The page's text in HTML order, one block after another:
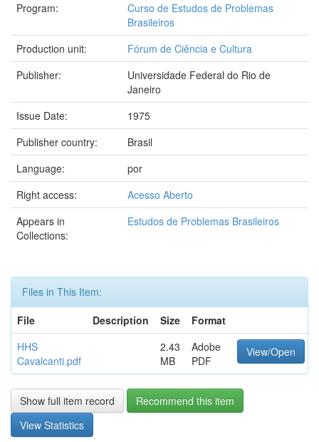
Program:
Curso de Estudos de Problemas
Brasileiros
Production unit:
Fórum de Ciência e Cultura
Publisher:
Universidade Federal do Rio de
Janeiro
Issue Date:
1975
Publisher country:
Brasil
Language:
por
Right access:
Acesso Aberto
Appears in
Collections:
Estudos de Problemas Brasileiros
Files in This Item:
File
Description Size
Format
HHS
Cavalcanti.pdf
2.43
MB
Adobe
PDF
View/Open
Show full item record
Recommend this item
View Statistics